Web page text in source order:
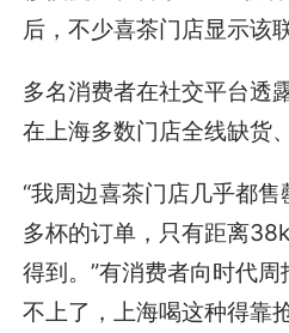
后，不少喜茶门店显示该
多名消费者在社交平台透
在上海多数门店全线缺货
“我周边喜茶门店几乎都
多杯的订单，只有距离
得到。”有消费者向时代
不上了，上海喝这种得靠